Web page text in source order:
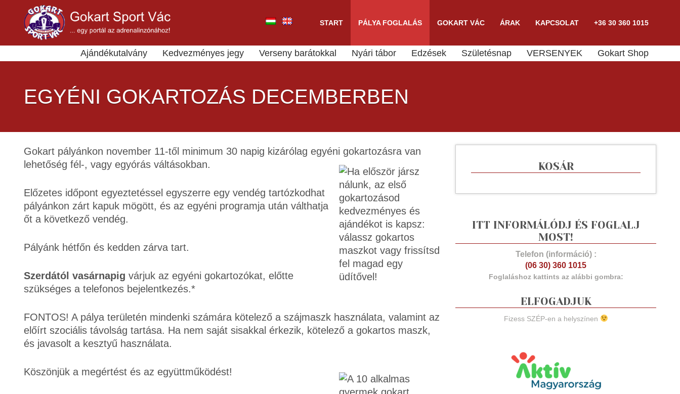
START PÁLYA FOGLALÁS GOKART VÁC ÁRAK KAPCSOLAT +36 30 360 1015
Ajándékutalvány Kedvezményes jegy Verseny barátokkal Nyári tábor Edzések Születésnap VERSENYEK Gokart Shop
EGYÉNI GOKARTOZÁS DECEMBERBEN
Gokart pályánkon november 11-től minimum 30 napig kizárólag egyéni gokartozásra van
lehetőség fél-, vagy egyórás váltásokban.
Előzetes időpont egyeztetéssel egyszerre egy vendég tartózkodhat
pályánkon zárt kapuk mögött, és az egyéni programja után válthatja
őt a következő vendég.
Pályánk hétfőn és kedden zárva tart.
Szerdától vasárnapig várjuk az egyéni gokartozókat, előtte
szükséges a telefonos bejelentkezés.*
FONTOS! A pálya területén mindenki számára kötelező a szájmaszk használata, valamint az
előírt szociális távolság tartása. Ha nem saját sisakkal érkezik, kötelező a gokartos maszk,
és javasolt a kesztyű használata.
Köszönjük a megértést és az együttműködést!
KOSÁR
ITT INFORMÁLÓDJ ÉS FOGLALJ
MOST!
Telefon (információ) :
(06 30) 360 1015
Foglaláshoz kattints az alábbi gombra:
ELFOGADJUK
Fizess SZÉP-en a helyszínen